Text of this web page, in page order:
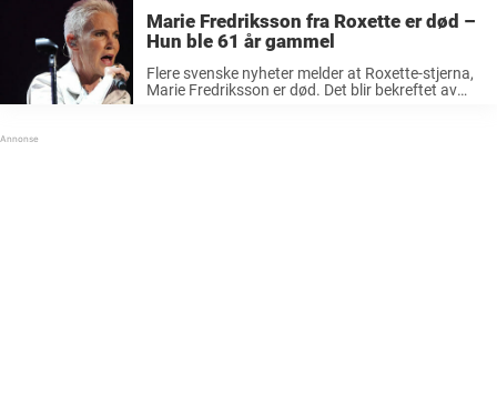
Marie Fredriksson fra Roxette er død –
Hun ble 61 år gammel
Flere svenske nyheter melder at Roxette-stjerna,
Marie Fredriksson er død. Det blir bekreftet av